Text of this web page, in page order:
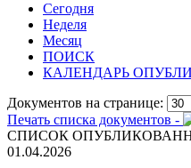
Сегодня
Неделя
Месяц
ПОИСК
КАЛЕНДАРЬ
Документов на странице:
Печать списка документов -
СПИСОК
01.04.2026